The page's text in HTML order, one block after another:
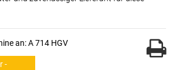
an: A 714 HGV
-